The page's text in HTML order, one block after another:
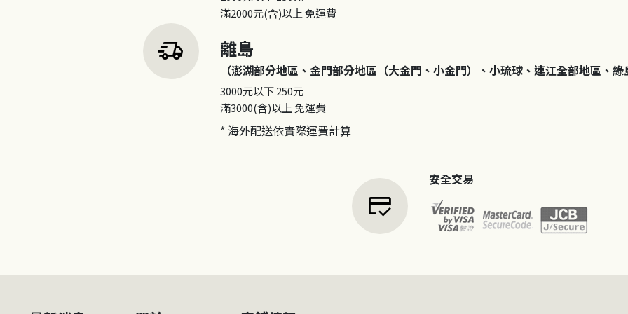
delivery_truck_speed
滿2000元(含)以上免運費
離島
（澎湖部分地區、金門部分地區（大金門、小金門）、小琉球、連江全部地區、綠
3000元以下250元
滿3000(含)以上免運費
* 海外配送依實際運費計算
credit_score
安全交易